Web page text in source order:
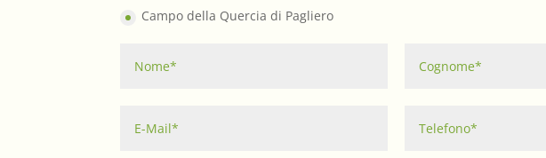
Campo della Quercia di Pagliero